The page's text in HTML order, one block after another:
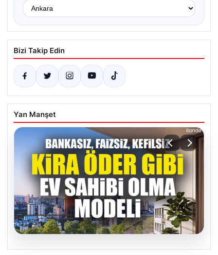
Bizi Takip Edin
Yan Manşet
04.08.2026